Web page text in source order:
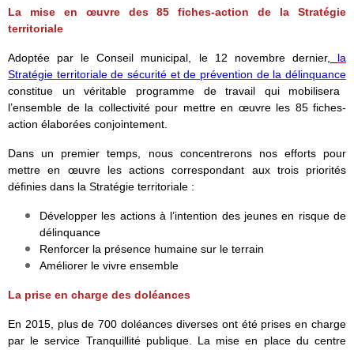
La mise en œuvre des 85 fiches-action de la Stratégie
territoriale
Adoptée par le Conseil municipal, le 12 novembre dernier,
la
Stratégie territoriale de sécurité et de prévention de la délinquance
constitue un véritable programme de travail qui mobilisera
l’ensemble de la collectivité pour mettre en œuvre les 85 fiches-
action élaborées conjointement.
Dans un premier temps, nous concentrerons nos efforts pour
mettre en œuvre les actions correspondant aux trois priorités
définies dans la Stratégie territoriale :
Développer les actions à l’intention des jeunes en risque de
délinquance
Renforcer la présence humaine sur le terrain
Améliorer le vivre ensemble
La prise en charge des doléances
En 2015, plus de 700 doléances diverses ont été prises en charge
par le service Tranquillité publique. La mise en place du centre